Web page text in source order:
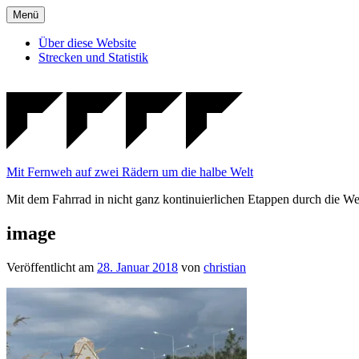
Zum
Inhalt
springen
Menü
Über diese Website
Strecken und Statistik
Mit Fernweh auf zwei Rädern um die halbe Welt
Mit dem Fahrrad in nicht ganz kontinuierlichen Etappen durch die
image
Veröffentlicht am 28. Januar 2018 von christian